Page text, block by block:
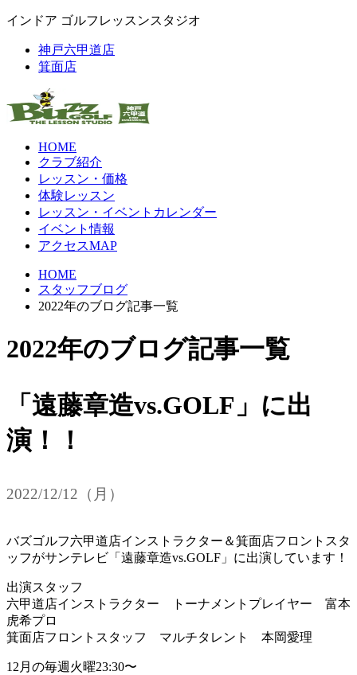
インドア ゴルフレッスンスタジオ
神戸六甲道店
箕面店
HOME
クラブ紹介
レッスン・価格
体験レッスン
レッスン・イベントカレンダー
イベント情報
アクセスMAP
HOME
スタッフブログ
2022年のブログ記事一覧
2022年のブログ記事一覧
「遠藤章造vs.GOLF」に出
演！！
2022/12/12（月）
バズゴルフ六甲道店インストラクター＆箕面店フロントスタ
ッフがサンテレビ「遠藤章造vs.GOLF」に出演しています！
出演スタッフ
六甲道店インストラクター トーナメントプレイヤー 富本
虎希プロ
箕面店フロントスタッフ マルチタレント 本岡愛理
12月の毎週火曜23:30〜